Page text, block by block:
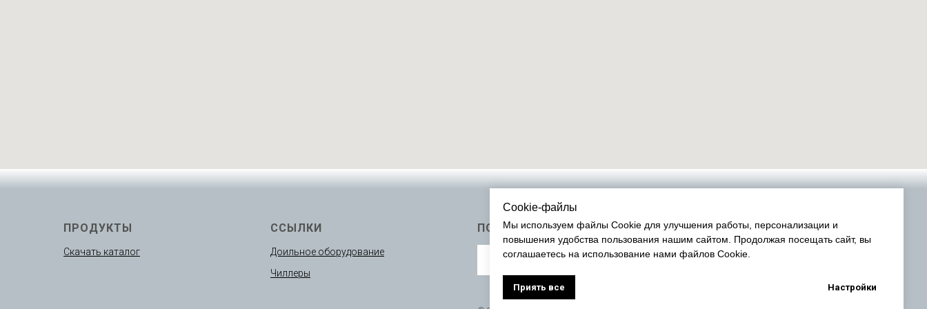
Cookie-файлы
Мы используем файлы Cookie для улучшения работы, персонализации и
повышения удобства пользования нашим сайтом. Продолжая посещать сайт, вы
соглашаетесь на использование нами файлов Cookie.
Приять все Настройки
ПРОДУКТЫ
Скачать каталог
ССЫЛКИ
Доильное оборудование
Чиллеры
ПОДПИСАТЬСЯ